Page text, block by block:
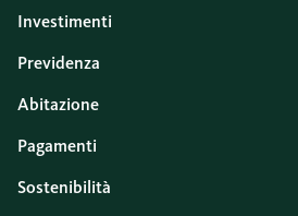
Investimenti
Previdenza
Abitazione
Pagamenti
Sostenibilità